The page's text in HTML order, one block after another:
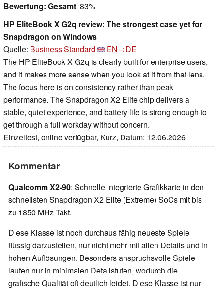
Bewertung: Gesamt: 83%
HP EliteBook X G2q review: The strongest case yet for
Snapdragon on Windows
Quelle: Business Standard
EN→DE
The HP EliteBook X G2q is clearly built for enterprise users,
and it makes more sense when you look at it from that lens.
The focus here is on consistency rather than peak
performance. The Snapdragon X2 Elite chip delivers a
stable, quiet experience, and battery life is strong enough to
get through a full workday without concern.
Einzeltest, online verfügbar, Kurz, Datum: 12.06.2026
Kommentar
Qualcomm X2-90: Schnelle integrierte Grafikkarte in den
schnellsten Snapdragon X2 Elite (Extreme) SoCs mit bis
zu 1850 MHz Takt.
Diese Klasse ist noch durchaus fähig neueste Spiele
flüssig darzustellen, nur nicht mehr mit allen Details und in
hohen Auflösungen. Besonders anspruchsvolle Spiele
laufen nur in minimalen Detailstufen, wodurch die
grafische Qualität oft deutlich leidet. Diese Klasse ist nur